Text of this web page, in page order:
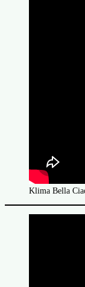
Klima Bella